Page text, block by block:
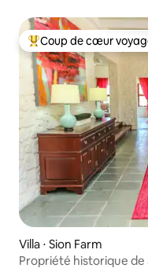
Coups de cœur
Coup de cœur
Villa ⋅ Sion Farm
Propriété historique de